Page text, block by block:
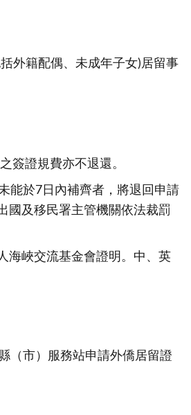
外籍配偶、未成年子女)居留事
簽證規費亦不退還。
能於7日內補齊者，將退回申請
國及移民署主管機關依法裁罰
海峽交流基金會證明。中、英
（市）服務站申請外僑居留證